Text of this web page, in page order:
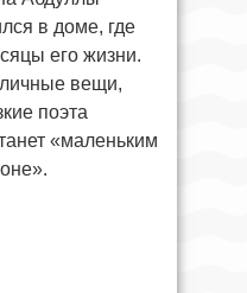
в доме, где
его жизни.
вещи,
поэта
«маленьким